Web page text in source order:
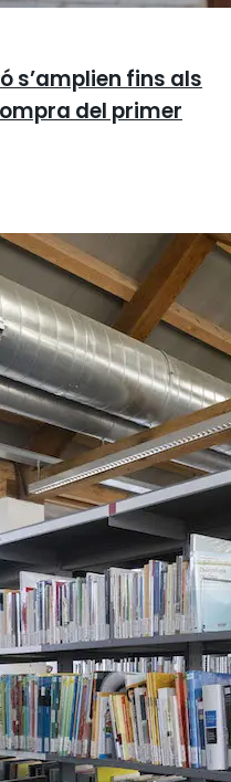
s’amplien fins als
del primer